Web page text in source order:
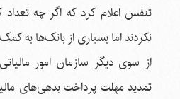
تنفس اعلام کرد که اگر چه تعداد
نکردند اما بسیاری از بانک‌ها به
از سوی دیگر سازمان امور
تمدید مهلت پرداخت بدهی‌های